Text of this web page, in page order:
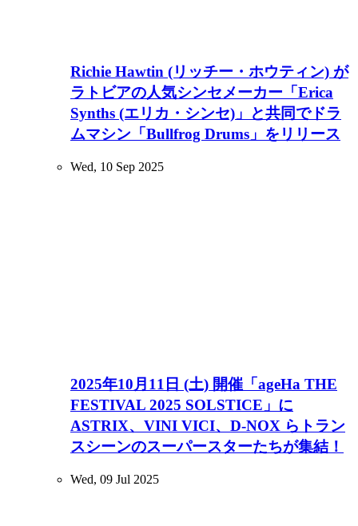
Richie Hawtin (リッチー・ホウティン) が
ラトビアの人気シンセメーカー「Erica
Synths (エリカ・シンセ)」と共同でドラ
ムマシン「Bullfrog Drums」をリリース
Wed, 10 Sep 2025
2025年10月11日 (土) 開催「ageHa THE
FESTIVAL 2025 SOLSTICE」に
ASTRIX、VINI VICI、D-NOX らトラン
スシーンのスーパースターたちが集結！
Wed, 09 Jul 2025